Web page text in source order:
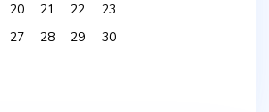
20 21 22
23
27 28 29
30